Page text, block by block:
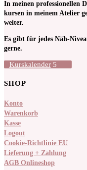
In meinen pro­fessionellen
kursen in meinem Atelier
weiter.
Es gibt für jedes Näh-
gerne.
Kurskalender
SHOP
Konto
Warenkorb
Kasse
Logout
Cookie-Richtlinie EU
Lieferung + Zahlung
AGB Onlineshop